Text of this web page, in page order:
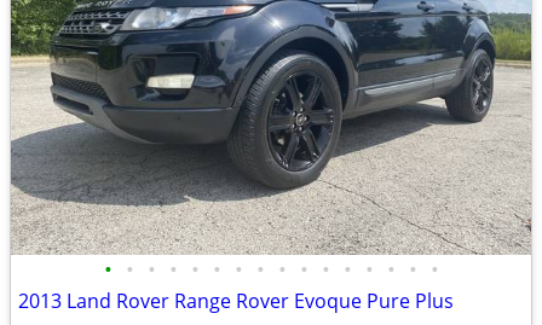
• • • • • • • • • • • • • • • •
2013 Land Rover Range Rover Evoque Pure Plus